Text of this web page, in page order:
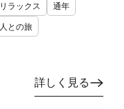
ラックス
通年
との旅
詳しく見る